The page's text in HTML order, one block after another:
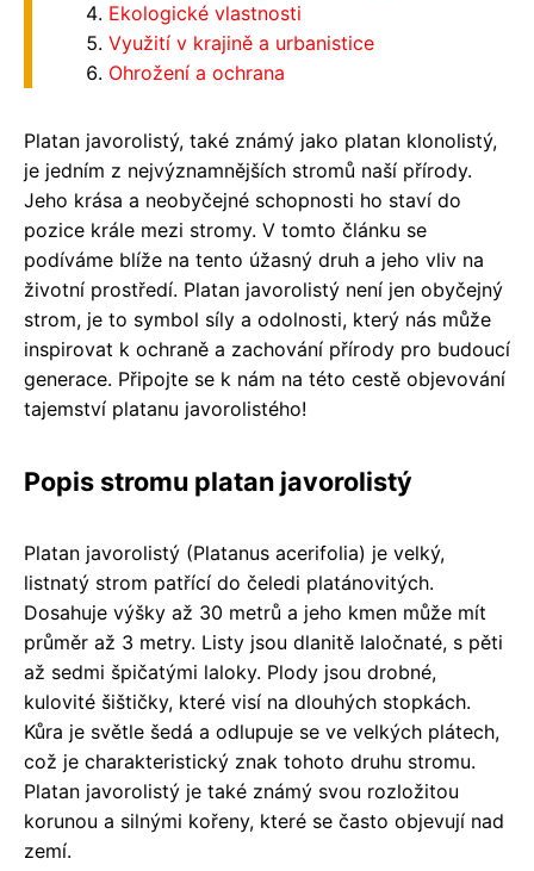
Ekologické vlastnosti
Využití v krajině a urbanistice
Ohrožení a ochrana
Platan javorolistý, také známý jako platan klonolistý,
je jedním z nejvýznamnějších stromů naší přírody.
Jeho krása a neobyčejné schopnosti ho staví do
pozice krále mezi stromy. V tomto článku se
podíváme blíže na tento úžasný druh a jeho vliv na
životní prostředí. Platan javorolistý není jen obyčejný
strom, je to symbol síly a odolnosti, který nás může
inspirovat k ochraně a zachování přírody pro budoucí
generace. Připojte se k nám na této cestě objevování
tajemství platanu javorolistého!
Popis stromu platan javorolistý
Platan javorolistý (Platanus acerifolia) je velký,
listnatý strom patřící do čeledi platánovitých.
Dosahuje výšky až 30 metrů a jeho kmen může mít
průměr až 3 metry. Listy jsou dlanitě laločnaté, s pěti
až sedmi špičatými laloky. Plody jsou drobné,
kulovité šištičky, které visí na dlouhých stopkách.
Kůra je světle šedá a odlupuje se ve velkých plátech,
což je charakteristický znak tohoto druhu stromu.
Platan javorolistý je také známý svou rozložitou
korunou a silnými kořeny, které se často objevují nad
zemí.